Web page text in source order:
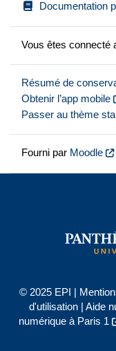
Documentation
Vous êtes connecté
Résumé de
Obtenir l’app mobile
Passer au thème
Fourni par Moodle
© 2025 EPI |
d'utilisation| Aide
numérique à Paris 1